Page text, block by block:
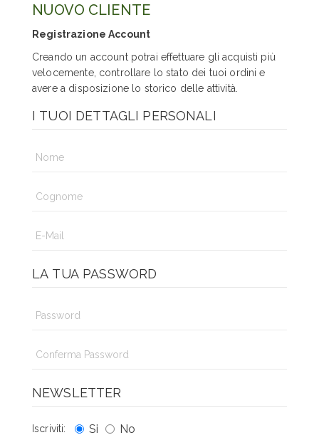
NUOVO CLIENTE
Registrazione Account
Creando un account potrai effettuare gli acquisti più
velocemente, controllare lo stato dei tuoi ordini e
avere a disposizione lo storico delle attività.
I TUOI DETTAGLI PERSONALI
LA TUA PASSWORD
NEWSLETTER
Iscriviti: Si No